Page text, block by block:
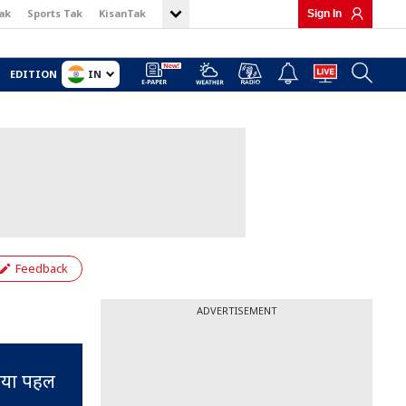
Sports Tak KisanTak Sign In
EDITION IN
Feedback
पहल
ADVERTISEMENT